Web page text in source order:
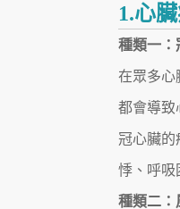
1.心
種類一：
在眾多心
都會導致
冠心臟的
悸、呼吸
種類二：